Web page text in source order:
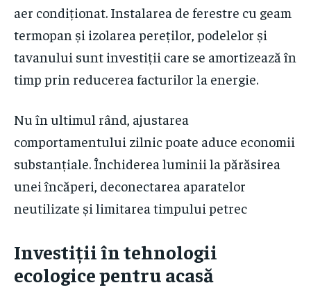
aer condiționat. Instalarea de ferestre cu geam
termopan și izolarea pereților, podelelor și
tavanului sunt investiții care se amortizează în
timp prin reducerea facturilor la energie.
Nu în ultimul rând, ajustarea
comportamentului zilnic poate aduce economii
substanțiale. Închiderea luminii la părăsirea
unei încăperi, deconectarea aparatelor
neutilizate și limitarea timpului petrec
Investiții în tehnologii
ecologice pentru acasă